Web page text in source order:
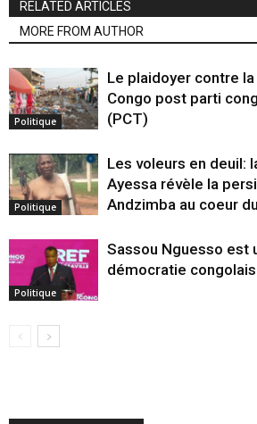
RELATED ARTICLES
MORE FROM AUTHOR
Politique
Le plaidoyer contre
Congo post parti
(PCT)
Politique
Les voleurs en deuil:
Ayessa révèle la
Andzimba au coeur
Politique
Sassou Nguesso est
démocratie